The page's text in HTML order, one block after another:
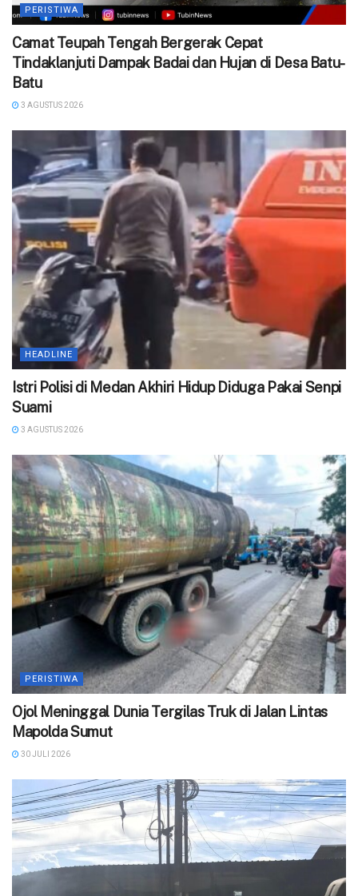
PERISTIWA
Camat Teupah Tengah Bergerak Cepat
Tindaklanjuti Dampak Badai dan Hujan di Desa Batu-
Batu
3 AGUSTUS 2026
HEADLINE
‎Istri Polisi di Medan Akhiri Hidup Diduga Pakai Senpi
Suami
3 AGUSTUS 2026
PERISTIWA
Ojol Meninggal Dunia Tergilas Truk di Jalan Lintas
Mapolda Sumut
30 JULI 2026